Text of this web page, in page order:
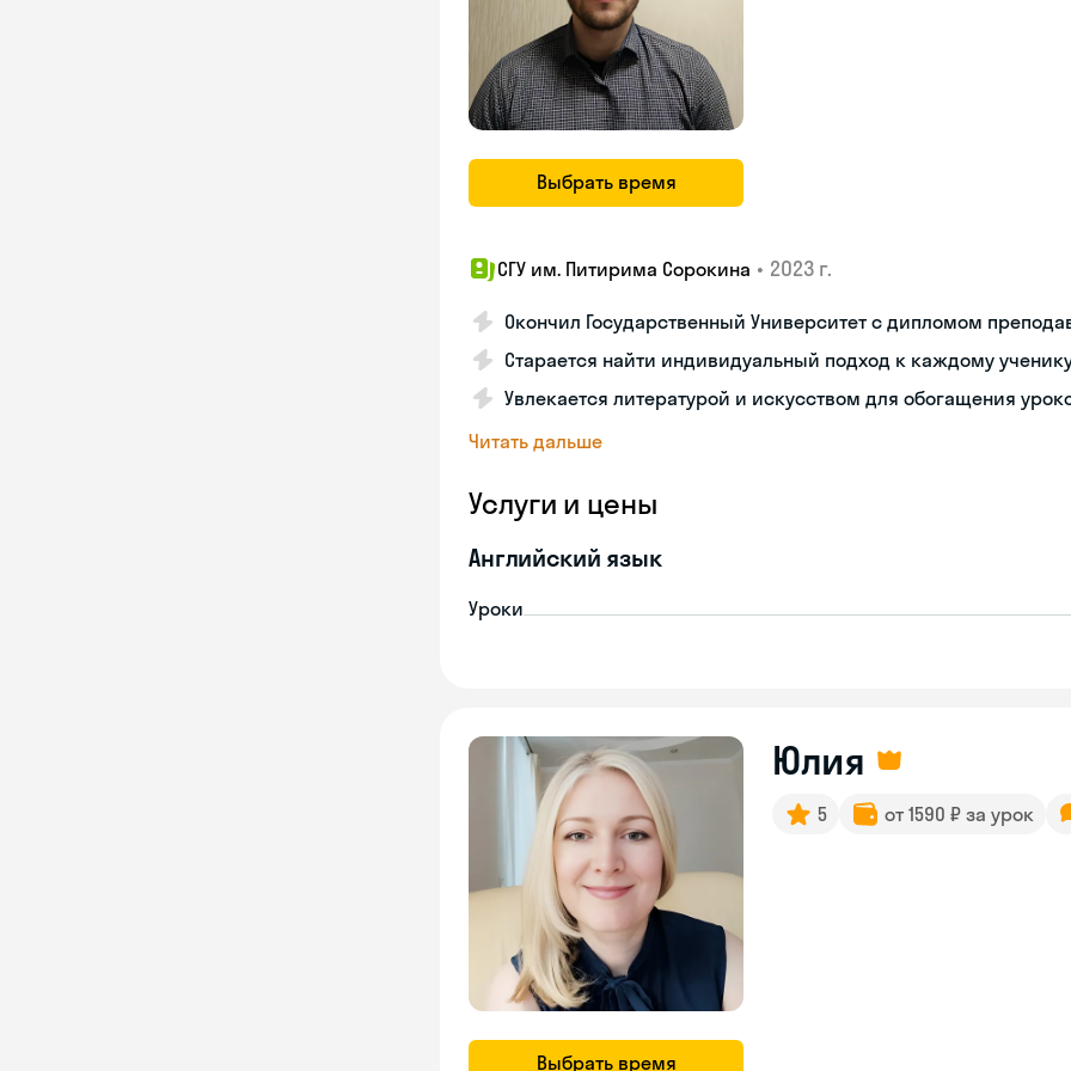
Выбрать время
СГУ им. Питирима Сорокина • 2023 г.
Окончил Государственный Университет с дипломом
Старается найти индивидуальный подход к каждому
Увлекается литературой и искусством для обогащения
Читать дальше
Услуги и цены
Английский язык
Уроки
Выбрать время
Юлия
5 от 1590 ₽ за урок